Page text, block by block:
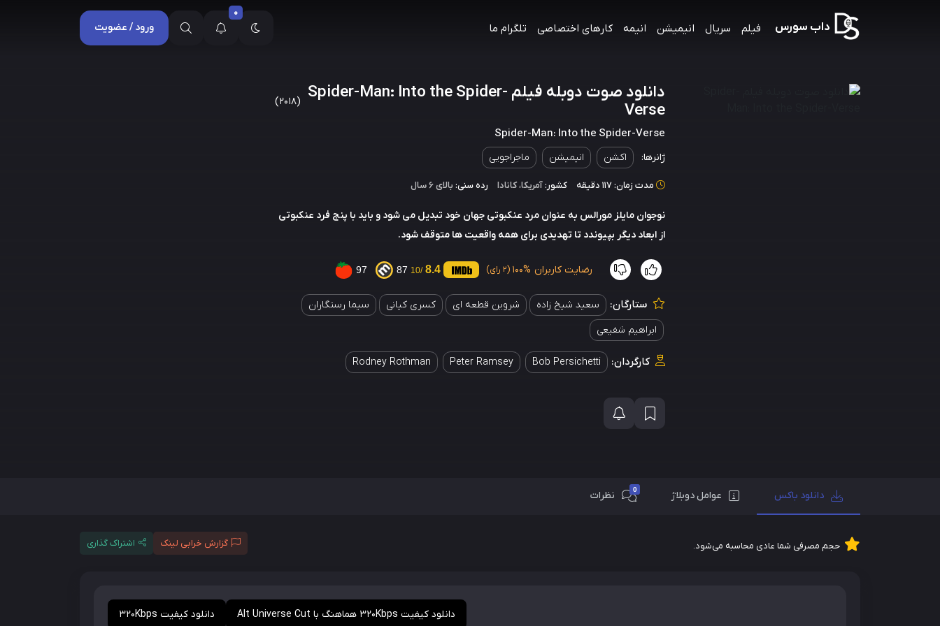
داب سورس فیلم سریال انیمیشن انیمه کارهای اختصاصی تلگرام ما
0
ورود / عضویت
دانلود صوت دوبله فیلم Spider-Man: Into the Spider-
Verse
(2018)
Spider-Man: Into the Spider-Verse
ژانرها: اکشن انیمیشن ماجراجویی
مدت زمان: 117 دقیقه کشور:آمریکا،کانادا رده سنی: بالای ۶ سال
نوجوان مایلز مورالس به عنوان مرد عنکبوتی جهان خود تبدیل می شود و باید با پنج فرد عنکبوتی
از ابعاد دیگر بپیوندد تا تهدیدی برای همه واقعیت ها متوقف شود.
رضایت کاربران 100% (2 رای) 8.4
/10
87
97
ستارگان: سعید شیخ زاده شروین قطعه ای کسری کیانی
سیما رستگاران
ابراهیم شفیعی
کارگردان: Bob Persichetti
Peter Ramsey
Rodney Rothman
دانلود باکس عوامل دوبلاژ 0 نظرات
حجم مصرفی شما عادی محاسبه می‌شود. گزارش خرابی لینک اشتراک گذاری
دانلود کیفیت 320Kbps هماهنگ با Alt Universe Cut دانلود کیفیت 320Kbps